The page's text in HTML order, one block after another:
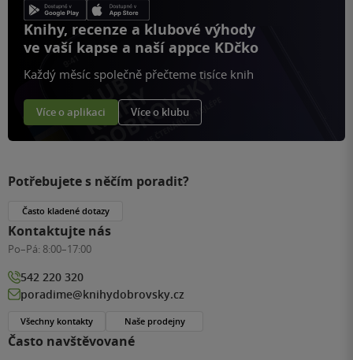
Knihy, recenze a klubové výhody
ve vaší kapse a naší appce KDčko
Každý měsíc společně přečteme tisíce knih
Více o aplikaci Více o klubu
Často navštěvované
Potřebujete s něčím poradit?
Často kladené dotazy
Kontaktujte nás
Po–Pá: 8:00–17:00
542 220 320
poradime@knihydobrovsky.cz
Všechny kontakty Naše prodejny